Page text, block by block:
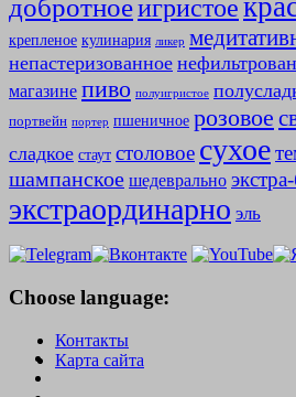
добротноеигристое
крепленое кулинария ликер
непастеризованное
магазине пиво полуигристое
портвейн портер пшеничное розовое
сладкое стаут столовое сухое
шампанское шедеврально
экстраординарно эль
Choose language:
Контакты
Карта сайта